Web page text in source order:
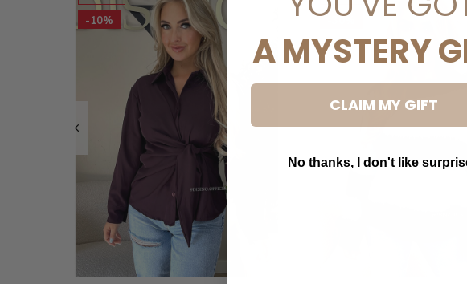
-10%
-30%
A MYSTERY
CLAIM MY GIFT
No thanks, I don't like